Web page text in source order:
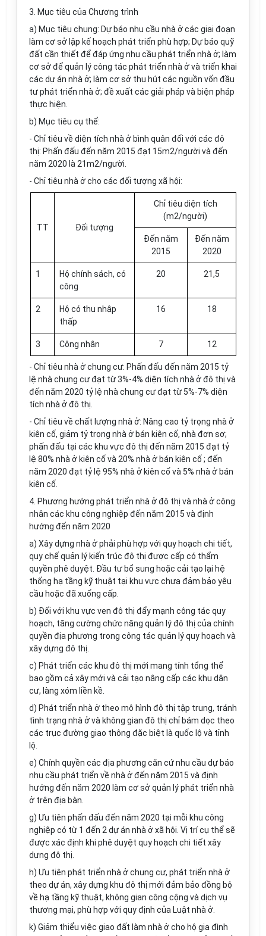
3. Mục tiêu của Chương trình
a) Mục tiêu chung: Dự báo nhu cầu nhà ở các giai đoạn
làm cơ sở lập kế hoạch phát triển phù hợp; Dự báo quỹ
đất cần thiết để đáp ứng nhu cầu phát triển nhà ở; làm
cơ sở để quản lý công tác phát triển nhà ở và triển khai
các dự án nhà ở; làm cơ sở thu hút các nguồn vốn đầu
tư phát triển nhà ở; đề xuất các giải pháp và biện pháp
thực hiện.
b) Mục tiêu cụ thể:
- Chỉ tiêu về diện tích nhà ở bình quân đối với các đô
thị: Phấn đấu đến năm 2015 đạt 15m2/người và đến
năm 2020 là 21m2/người.
- Chỉ tiêu nhà ở cho các đối tượng xã hội:
TT Đối tượng
Chỉ tiêu diện tích
(m2/người)
Đến năm
2015
Đến năm
2020
1
Hộ chính sách, có
công
20 21,5
2
Hộ có thu nhập
thấp
16 18
3 Công nhân 7 12
- Chỉ tiêu nhà ở chung cư: Phấn đấu đến năm 2015 tỷ
lệ nhà chung cư đạt từ 3%-4% diện tích nhà ở đô thị và
đến năm 2020 tỷ lệ nhà chung cư đạt từ 5%-7% diện
tích nhà ở đô thị.
- Chỉ tiêu về chất lượng nhà ở: Nâng cao tỷ trọng nhà ở
kiên cố, giảm tỷ trọng nhà ở bán kiên cố, nhà đơn sơ;
phấn đấu tại các khu vực đô thị đến năm 2015 đạt tỷ
lệ 80% nhà ở kiên cố và 20% nhà ở bán kiên cố ; đến
năm 2020 đạt tỷ lệ 95% nhà ở kiên cố và 5% nhà ở bán
kiên cố.
4. Phương hướng phát triển nhà ở đô thị và nhà ở công
nhân các khu công nghiệp đến năm 2015 và định
hướng đến năm 2020
a) Xây dựng nhà ở phải phù hợp với quy hoạch chi tiết,
quy chế quản lý kiến trúc đô thị được cấp có thẩm
quyền phê duyệt. Đầu tư bổ sung hoặc cải tạo lại hệ
thống hạ tầng kỹ thuật tại khu vực chưa đảm bảo yêu
cầu hoặc đã xuống cấp.
b) Đối với khu vực ven đô thị đẩy mạnh công tác quy
hoạch, tăng cường chức năng quản lý đô thị của chính
quyền địa phương trong công tác quản lý quy hoạch và
xây dựng đô thị.
c) Phát triển các khu đô thị mới mang tính tổng thể
bao gồm cả xây mới và cải tạo nâng cấp các khu dân
cư, làng xóm liền kề.
d) Phát triển nhà ở theo mô hình đô thị tập trung, tránh
tình trạng nhà ở và không gian đô thị chỉ bám dọc theo
các trục đường giao thông đặc biệt là quốc lộ và tỉnh
lộ.
e) Chính quyền các địa phương căn cứ nhu cầu dự báo
nhu cầu phát triển về nhà ở đến năm 2015 và định
hướng đến năm 2020 làm cơ sở quản lý phát triển nhà
ở trên địa bàn.
g) Ưu tiên phấn đấu đến năm 2020 tại mỗi khu công
nghiệp có từ 1 đến 2 dự án nhà ở xã hội. Vị trí cụ thể sẽ
được xác định khi phê duyệt quy hoạch chi tiết xây
dựng đô thị.
h) Ưu tiên phát triển nhà ở chung cư, phát triển nhà ở
theo dự án, xây dựng khu đô thị mới đảm bảo đồng bộ
về hạ tầng kỹ thuật, không gian công cộng và dịch vụ
thương mại, phù hợp với quy định của Luật nhà ở.
k) Giảm thiểu việc giao đất làm nhà ở cho hộ gia đình